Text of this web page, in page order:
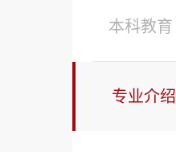
本科教育
专业介绍